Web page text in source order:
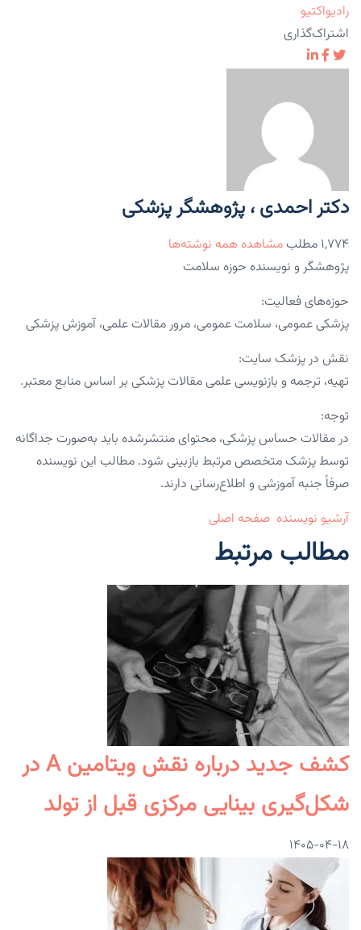
رادیواکتیو
اشتراک‌گذاری
دکتر احمدی ، پژوهشگر پزشکی
۱,۷۷۴ مطلب
مشاهده همه نوشته‌ها
پژوهشگر و نویسنده حوزه سلامت
حوزه‌های فعالیت:
پزشکی عمومی، سلامت عمومی، مرور مقالات علمی، آموزش پزشکی
نقش در پزشک سایت:
تهیه، ترجمه و بازنویسی علمی مقالات پزشکی بر اساس منابع معتبر.
توجه:
در مقالات حساس پزشکی، محتوای منتشرشده باید به‌صورت جداگانه
توسط پزشک متخصص مرتبط بازبینی شود. مطالب این نویسنده
صرفاً جنبه آموزشی و اطلاع‌رسانی دارند.
آرشیو نویسنده صفحه اصلی
مطالب مرتبط
کشف جدید درباره نقش ویتامین A در
شکل‌گیری بینایی مرکزی قبل از تولد
۱۴۰۵-۰۴-۱۸